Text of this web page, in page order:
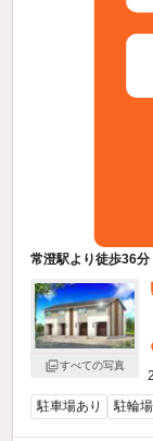
常澄駅より徒歩36
すべての写真
駐車場あり
駐輪